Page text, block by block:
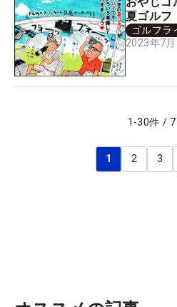
夏ゴルフ
ゴルフラ
2023年7
1 -30件 /
1 2 3